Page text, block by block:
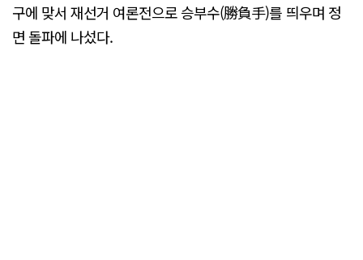
구에 맞서 재선거 여론전으로 승부수(勝負手)를 띄우며 정
면 돌파에 나섰다.